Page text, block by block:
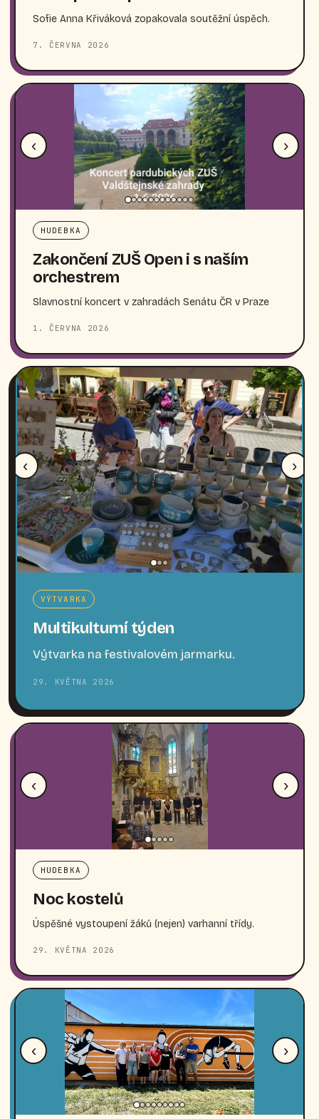
Sofie Anna Křiváková zopakovala soutěžní úspěch.
7. ČERVNA 2026
‹ ›
HUDEBKA
Zakončení ZUŠ Open i s naším
orchestrem
Slavnostní koncert v zahradách Senátu ČR v Praze
1. ČERVNA 2026
‹ ›
VÝTVARKA
Multikulturní týden
Výtvarka na festivalovém jarmarku.
29. KVĚTNA 2026
‹ ›
HUDEBKA
Noc kostelů
Úspěšné vystoupení žáků (nejen) varhanní třídy.
29. KVĚTNA 2026
‹ ›